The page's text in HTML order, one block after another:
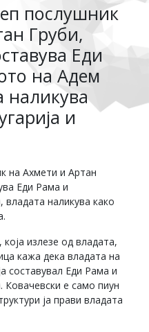
послушник
Груби,
Еди
на Адем
наликува
и
на Ахмети и Артан
Еди Рама и
владата наликува како
излезе од владата,
кажа дека владата на
составувал Еди Рама и
Ковачевски е само пиун
ја прави владата